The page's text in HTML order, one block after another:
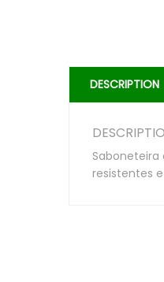
DESCRIPTION
resistentes